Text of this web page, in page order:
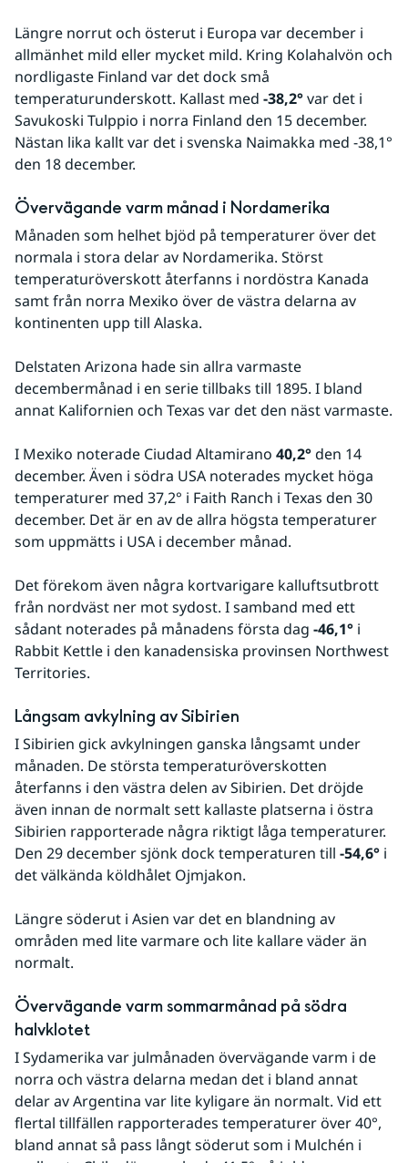
Längre norrut och österut i Europa var december i
allmänhet mild eller mycket mild. Kring Kolahalvön och
nordligaste Finland var det dock små
temperaturunderskott. Kallast med -38,2° var det i
Savukoski Tulppio i norra Finland den 15 december.
Nästan lika kallt var det i svenska Naimakka med -38,1°
den 18 december.
Övervägande varm månad i Nordamerika
Månaden som helhet bjöd på temperaturer över det
normala i stora delar av Nordamerika. Störst
temperaturöverskott återfanns i nordöstra Kanada
samt från norra Mexiko över de västra delarna av
kontinenten upp till Alaska.
Delstaten Arizona hade sin allra varmaste
decembermånad i en serie tillbaks till 1895. I bland
annat Kalifornien och Texas var det den näst varmaste.
I Mexiko noterade Ciudad Altamirano 40,2° den 14
december. Även i södra USA noterades mycket höga
temperaturer med 37,2° i Faith Ranch i Texas den 30
december. Det är en av de allra högsta temperaturer
som uppmätts i USA i december månad.
Det förekom även några kortvarigare kalluftsutbrott
från nordväst ner mot sydost. I samband med ett
sådant noterades på månadens första dag -46,1° i
Rabbit Kettle i den kanadensiska provinsen Northwest
Territories.
Långsam avkylning av Sibirien
I Sibirien gick avkylningen ganska långsamt under
månaden. De största temperaturöverskotten
återfanns i den västra delen av Sibirien. Det dröjde
även innan de normalt sett kallaste platserna i östra
Sibirien rapporterade några riktigt låga temperaturer.
Den 29 december sjönk dock temperaturen till -54,6° i
det välkända köldhålet Ojmjakon.
Längre söderut i Asien var det en blandning av
områden med lite varmare och lite kallare väder än
normalt.
Övervägande varm sommarmånad på södra
halvklotet
I Sydamerika var julmånaden övervägande varm i de
norra och västra delarna medan det i bland annat
delar av Argentina var lite kyligare än normalt. Vid ett
flertal tillfällen rapporterades temperaturer över 40°,
bland annat så pass långt söderut som i Mulchén i